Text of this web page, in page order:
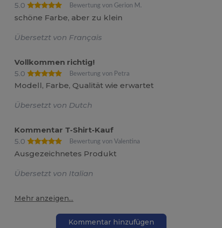
5.0
Bewertung von Gerion M.
schöne Farbe, aber zu klein
Übersetzt von Français
Vollkommen richtig!
5.0
Bewertung von Petra
Modell, Farbe, Qualität wie erwartet
Übersetzt von Dutch
Kommentar T-Shirt-Kauf
5.0
Bewertung von Valentina
Ausgezeichnetes Produkt
Übersetzt von Italian
Mehr anzeigen...
Kommentar hinzufügen